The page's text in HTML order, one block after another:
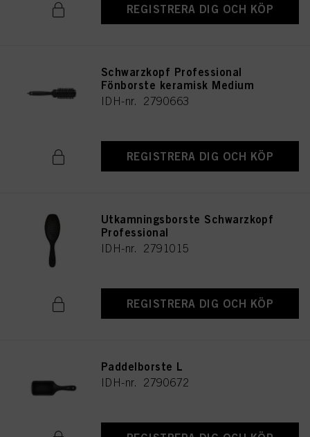
REGISTRERA DIG OCH KÖP
Schwarzkopf Professional
Fönborste keramisk Medium
IDH-nr. 2790663
REGISTRERA DIG OCH KÖP
Utkamningsborste Schwarzkopf
Professional
IDH-nr. 2791015
REGISTRERA DIG OCH KÖP
Paddelborste L
IDH-nr. 2790672